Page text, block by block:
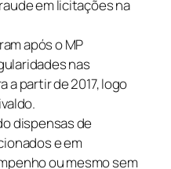
em licitações na
após o MP
nas
partir de 2017, logo
dispensas de
e em
ou mesmo sem